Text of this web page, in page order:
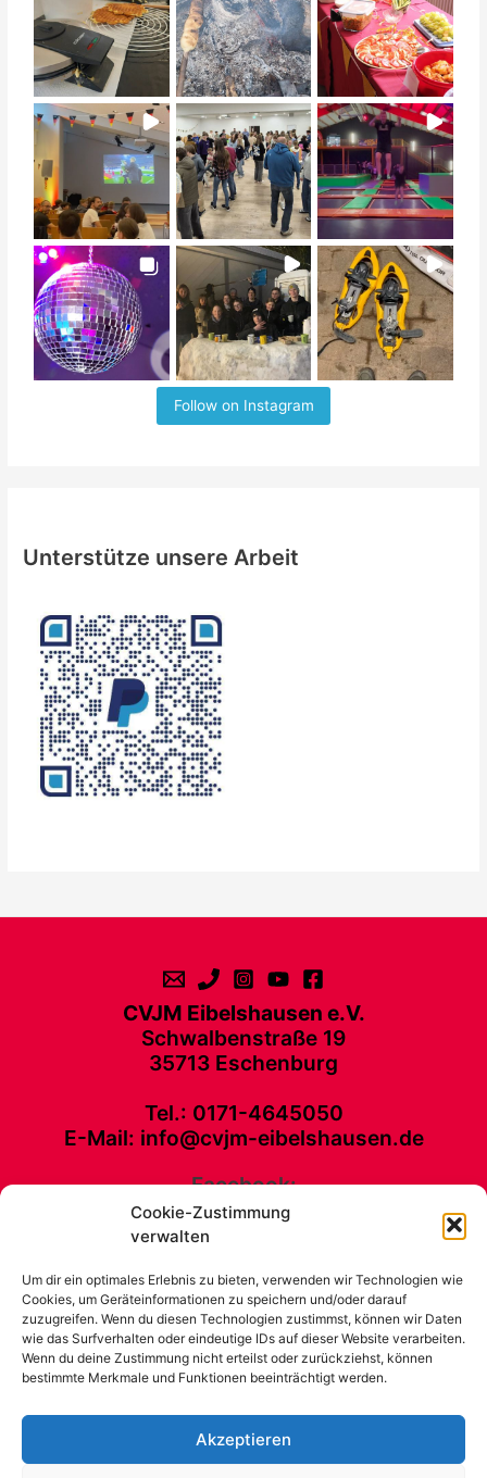
Cookie-Zustimmung
verwalten
Um dir ein optimales Erlebnis zu bieten, verwenden wir Technologien wie
Cookies, um Geräteinformationen zu speichern und/oder darauf
zuzugreifen. Wenn du diesen Technologien zustimmst, können wir Daten
wie das Surfverhalten oder eindeutige IDs auf dieser Website verarbeiten.
Wenn du deine Zustimmung nicht erteilst oder zurückziehst, können
bestimmte Merkmale und Funktionen beeinträchtigt werden.
Akzeptieren
Follow on Instagram
Unterstütze unsere Arbeit
CVJM Eibelshausen e.V.
Schwalbenstraße 19
35713 Eschenburg
Tel.: 0171-4645050
E-Mail: info@cvjm-eibelshausen.de
Facebook:
CVJM Eibelshausen e. V. Schwalbenstraße 19 35713 Eschenburg Tel.:
Kontakt
Unterstütze unsere Arbeit
Impressum
News
CVJM Eibelshausen